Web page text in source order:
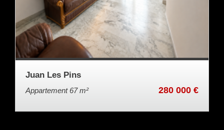
Juan Les Pins
Appartement 67 m² 280 000 €